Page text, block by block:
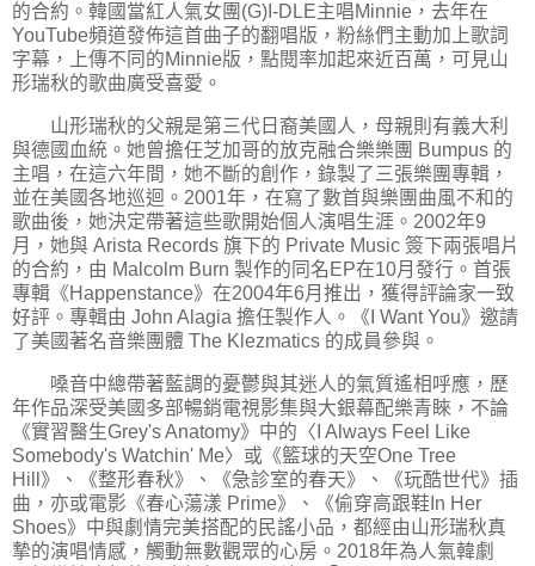
的合約。韓國當紅人氣女團(G)I-DLE主唱Minnie，去年在
YouTube頻道發佈這首曲子的翻唱版，粉絲們主動加上歌詞
字幕，上傳不同的Minnie版，點閱率加起來近百萬，可見山
形瑞秋的歌曲廣受喜愛。
山形瑞秋的父親是第三代日裔美國人，母親則有義大利
與德國血統。她曾擔任芝加哥的放克融合樂樂團 Bumpus 的
主唱，在這六年間，她不斷的創作，錄製了三張樂團專輯，
並在美國各地巡迴。2001年，在寫了數首與樂團曲風不和的
歌曲後，她決定帶著這些歌開始個人演唱生涯。2002年9
月，她與 Arista Records 旗下的 Private Music 簽下兩張唱片
的合約，由 Malcolm Burn 製作的同名EP在10月發行。首張
專輯《Happenstance》在2004年6月推出，獲得評論家一致
好評。專輯由 John Alagia 擔任製作人。《I Want You》邀請
了美國著名音樂團體 The Klezmatics 的成員參與。
嗓音中總帶著藍調的憂鬱與其迷人的氣質遙相呼應，歷
年作品深受美國多部暢銷電視影集與大銀幕配樂青睞，不論
《實習醫生Grey's Anatomy》中的〈I Always Feel Like
Somebody's Watchin' Me〉或《籃球的天空One Tree
Hill》、《整形春秋》、《急診室的春天》、《玩酷世代》插
曲，亦或電影《春心蕩漾 Prime》、《偷穿高跟鞋In Her
Shoes》中與劇情完美搭配的民謠小品，都經由山形瑞秋真
摯的演唱情感，觸動無數觀眾的心房。2018年為人氣韓劇